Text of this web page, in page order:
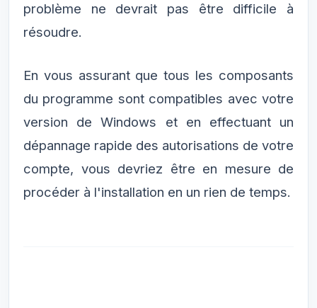
problème ne devrait pas être difficile à
résoudre.
En vous assurant que tous les composants
du programme sont compatibles avec votre
version de Windows et en effectuant un
dépannage rapide des autorisations de votre
compte, vous devriez être en mesure de
procéder à l'installation en un rien de temps.